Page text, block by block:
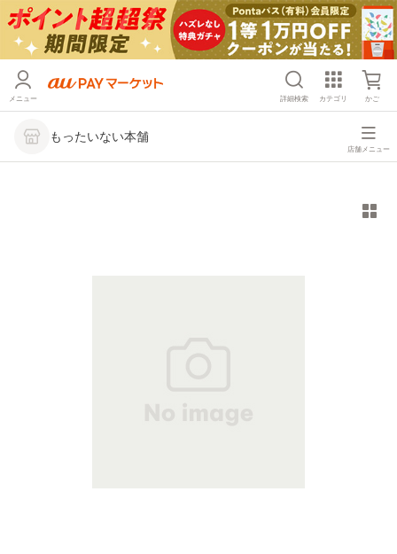
メニュー 詳細検索 カテゴリ かご
もったいない本舗
店舗メニュー